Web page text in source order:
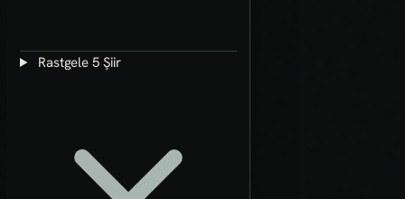
Rastgele 5 Şiir